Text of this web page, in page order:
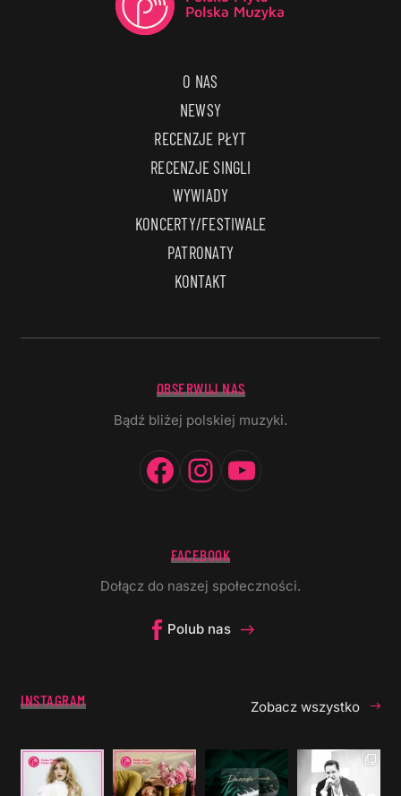
O NAS
NEWSY
RECENZJE PŁYT
RECENZJE SINGLI
WYWIADY
KONCERTY/FESTIWALE
PATRONATY
KONTAKT
OBSERWUJ NAS
Bądź bliżej polskiej muzyki.
Facebook
Instagram
FACEBOOK
Dołącz do naszej społeczności.
Polub nas
INSTAGRAM Zobacz wszystko